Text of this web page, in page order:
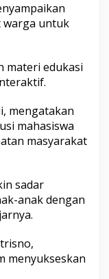
warga untuk
materi edukasi
mengatakan
mahasiswa
masyarakat
sadar
anak dengan
menyukseskan